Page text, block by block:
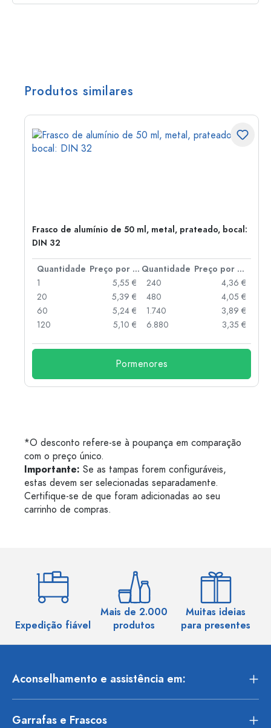
Produtos similares
Frasco de alumínio de 50 ml, metal, prateado, bocal:
DIN 32
Quantidade Preço por peça Quantidade
Preço por peça
1
5,55 €
20
5,39 €
60
5,24 €
120
5,10 €
240
4,36 €
480
4,05 €
1.740
3,89 €
6.880
3,35 €
Pormenores
*O desconto refere-se à poupança em comparação
com o preço único.
Importante: Se as tampas forem configuráveis,
estas devem ser selecionadas separadamente.
Certifique-se de que foram adicionadas ao seu
carrinho de compras.
Expedição fiável
Mais de 2.000
produtos
Muitas ideias
para presentes
Aconselhamento e assistência em:
Garrafas e Frascos